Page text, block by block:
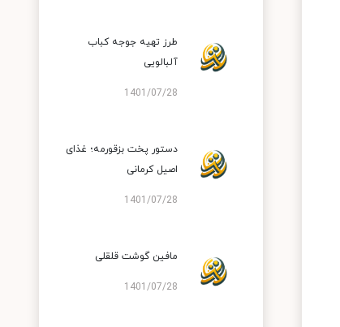
طرز تهیه جوجه کباب
آلبالویی
1401/07/28
دستور پخت بزقورمه؛ غذای
اصیل کرمانی
1401/07/28
مافین گوشت قلقلی
1401/07/28